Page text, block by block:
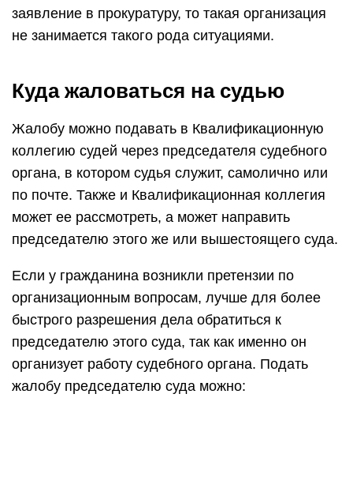
заявление в прокуратуру, то такая организация
не занимается такого рода ситуациями.
Куда жаловаться на судью
Жалобу можно подавать в Квалификационную
коллегию судей через председателя судебного
органа, в котором судья служит, самолично или
по почте. Также и Квалификационная коллегия
может ее рассмотреть, а может направить
председателю этого же или вышестоящего суда.
Если у гражданина возникли претензии по
организационным вопросам, лучше для более
быстрого разрешения дела обратиться к
председателю этого суда, так как именно он
организует работу судебного органа. Подать
жалобу председателю суда можно: